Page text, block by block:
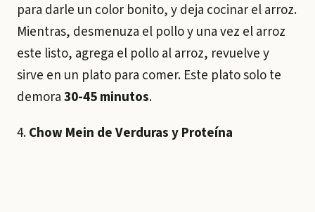
para darle un color bonito, y deja cocinar el arroz.
Mientras, desmenuza el pollo y una vez el arroz
este listo, agrega el pollo al arroz, revuelve y
sirve en un plato para comer. Este plato solo te
demora30-45 minutos.
4.Chow Mein de Verdurasy Proteína